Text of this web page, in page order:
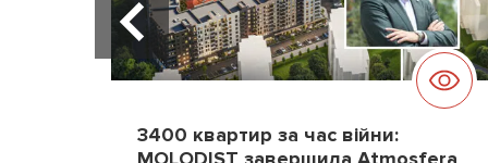
3400 квартир за час війни: